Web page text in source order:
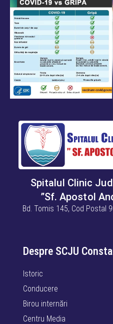
Spitalul Clinic
”Sf. Apostol
Bd. Tomis 145, Cod Postal
Despre SCJU
Istoric
Conducere
Birou internări
Centru Media